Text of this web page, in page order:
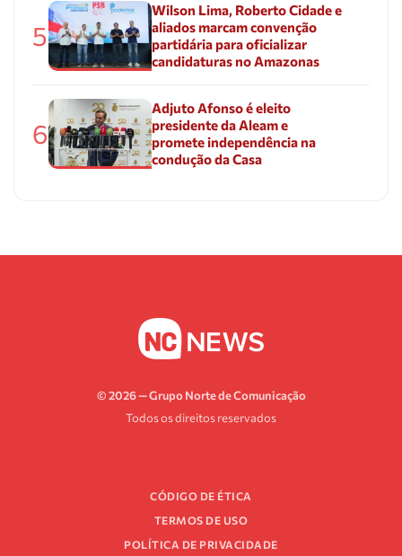
5
Wilson Lima, Roberto Cidade e
aliados marcam convenção
partidária para oficializar
candidaturas no Amazonas
6
Adjuto Afonso é eleito
presidente da Aleam e
promete independência na
condução da Casa
© 2026 — Grupo Norte de Comunicação
Todos os direitos reservados
CÓDIGO DE ÉTICA
TERMOS DE USO
POLÍTICA DE PRIVACIDADE